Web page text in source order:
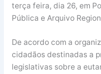
terça feira, dia 26, em
Pública e Arquivo
De acordo com a
cidadãos destinadas a
legislativas sobre a